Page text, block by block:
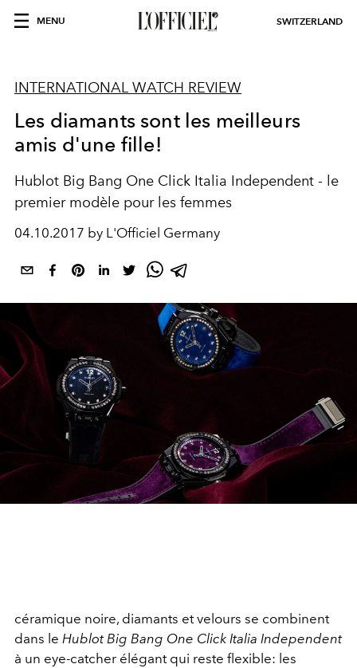
MENU SWITZERLAND
INTERNATIONAL WATCH REVIEW
Les diamants sont les meilleurs
amis d'une fille!
Hublot Big Bang One Click Italia Independent - le
premier modèle pour les femmes
04.10.2017 by L'Officiel Germany
céramique noire, diamants et velours se combinent
dans le Hublot Big Bang One Click Italia Independent
à un eye-catcher élégant qui reste flexible: les